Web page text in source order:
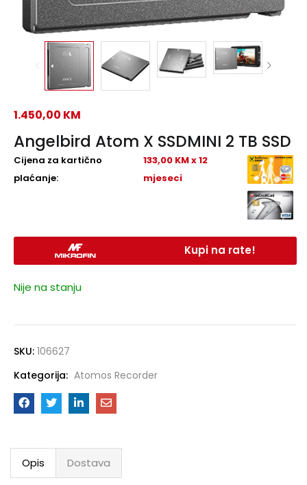
Angelbird Atom X SSDMINI 2 TB SSD
1.450,00 KM
Cijena za kartično
plaćanje:
133,00 KM x 12
mjeseci
Kupi na rate!
Nije na stanju
SKU: 106627
Kategorija: Atomos Recorder
Opis Dostava